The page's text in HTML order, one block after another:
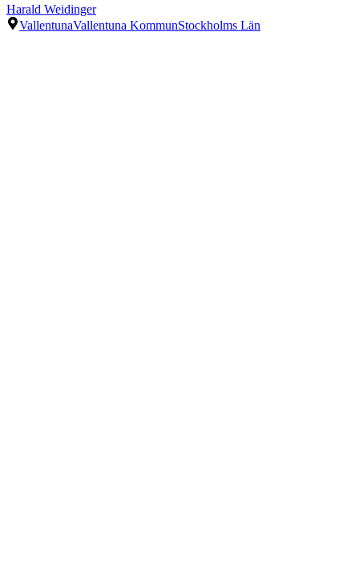
Harald Weidinger
VallentunaVallentuna KommunStockholms Län